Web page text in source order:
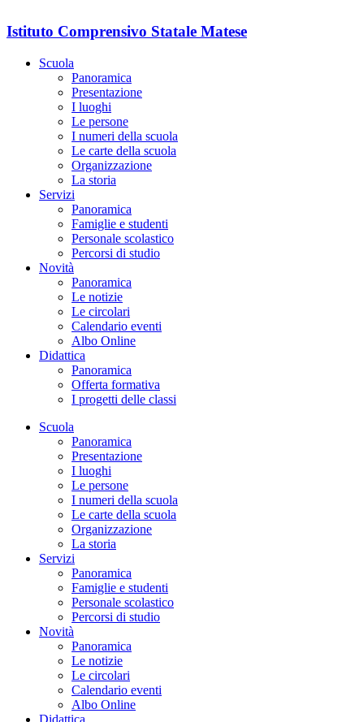
Istituto Comprensivo Statale Matese
Scuola
Panoramica
Presentazione
I luoghi
Le persone
I numeri della scuola
Le carte della scuola
Organizzazione
La storia
Servizi
Panoramica
Famiglie e studenti
Personale scolastico
Percorsi di studio
Novità
Panoramica
Le notizie
Le circolari
Calendario eventi
Albo Online
Didattica
Panoramica
Offerta formativa
I progetti delle classi
Scuola
Panoramica
Presentazione
I luoghi
Le persone
I numeri della scuola
Le carte della scuola
Organizzazione
La storia
Servizi
Panoramica
Famiglie e studenti
Personale scolastico
Percorsi di studio
Novità
Panoramica
Le notizie
Le circolari
Calendario eventi
Albo Online
Didattica